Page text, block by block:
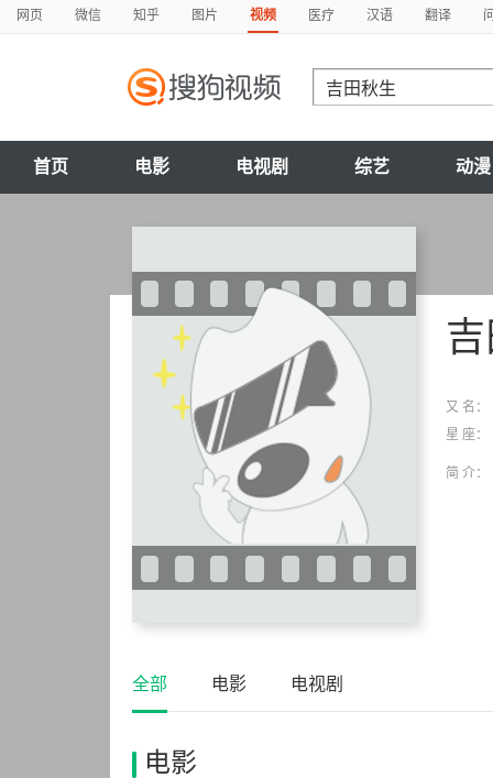
网页 微信 知乎 图片 视频 医疗 汉语 翻译
首页 电影 电视剧 综艺 动漫
又 名：
星 座：
简 介：
全部 电影 电视剧
电影